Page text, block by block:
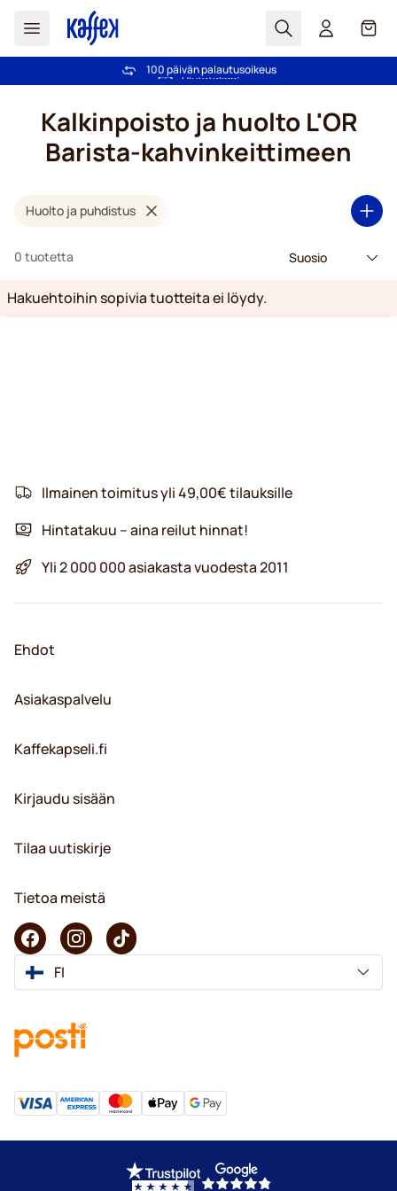
Haku Kori
Ilmainen toimitus yli 49,00€ tilauksille
100 päivän palautusoikeus
Kalkinpoisto ja huolto L'OR
Barista-kahvinkeittimeen
Huolto ja puhdistus
0 tuotetta
Hakuehtoihin sopivia tuotteita ei löydy.
Ilmainen toimitus yli 49,00€ tilauksille
Hintatakuu – aina reilut hinnat!
Yli 2 000 000 asiakasta vuodesta 2011
Ehdot
Asiakaspalvelu
Kaffekapseli.fi
Kirjaudu sisään
Tilaa uutiskirje
Tietoa meistä
FI